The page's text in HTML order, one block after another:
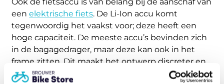
eenelektrische fiets. De Li-Ion accu komt
tegenwoordig het vaakst voor; deze heeft een
hoge capaciteit. De meeste accu’s bevinden zich
in de bagagedrager, maar deze kan ook in het
frame zitten. Dit maakt het ontwerp discreter en
geeft ook nog eens een betere wegligging. De